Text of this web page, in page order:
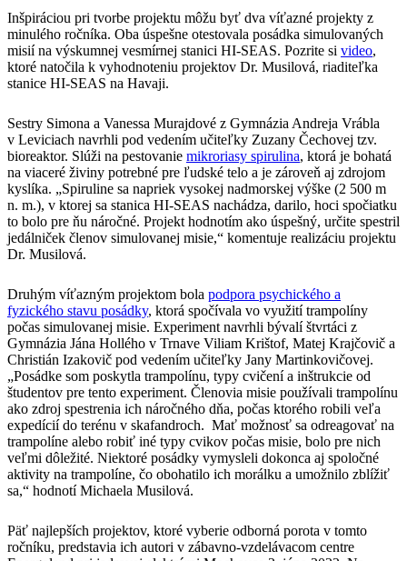
Inšpiráciou pri tvorbe projektu môžu byť dva víťazné projekty z
minulého ročníka. Oba úspešne otestovala posádka simulovaných
misií na výskumnej vesmírnej stanici HI-SEAS. Pozrite si video,
ktoré natočila k vyhodnoteniu projektov Dr. Musilová, riaditeľka
stanice HI-SEAS na Havaji.
Sestry Simona a Vanessa Murajdové z Gymnázia Andreja Vrábla
v Leviciach navrhli pod vedením učiteľky Zuzany Čechovej tzv.
bioreaktor. Slúži na pestovanie mikroriasy spirulina, ktorá je bohatá
na viaceré živiny potrebné pre ľudské telo a je zároveň aj zdrojom
kyslíka. „Spiruline sa napriek vysokej nadmorskej výške (2 500 m
n. m.), v ktorej sa stanica HI-SEAS nachádza, darilo, hoci spočiatku
to bolo pre ňu náročné. Projekt hodnotím ako úspešný, určite spestril
jedálniček členov simulovanej misie,“ komentuje realizáciu projektu
Dr. Musilová.
Druhým víťazným projektom bola podpora psychického a
fyzického stavu posádky, ktorá spočívala vo využití trampolíny
počas simulovanej misie. Experiment navrhli bývalí štvrtáci z
Gymnázia Jána Hollého v Trnave Viliam Krištof, Matej Krajčovič a
Christián Izakovič pod vedením učiteľky Jany Martinkovičovej.
„Posádke som poskytla trampolínu, typy cvičení a inštrukcie od
študentov pre tento experiment. Členovia misie používali trampolínu
ako zdroj spestrenia ich náročného dňa, počas ktorého robili veľa
expedícií do terénu v skafandroch. Mať možnosť sa odreagovať na
trampolíne alebo robiť iné typy cvikov počas misie, bolo pre nich
veľmi dôležité. Niektoré posádky vymysleli dokonca aj spoločné
aktivity na trampolíne, čo obohatilo ich morálku a umožnilo zblížiť
sa,“ hodnotí Michaela Musilová.
Päť najlepších projektov, ktoré vyberie odborná porota v tomto
ročníku, predstavia ich autori v zábavno-vzdelávacom centre